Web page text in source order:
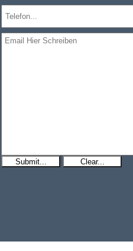
Submit... Clear...